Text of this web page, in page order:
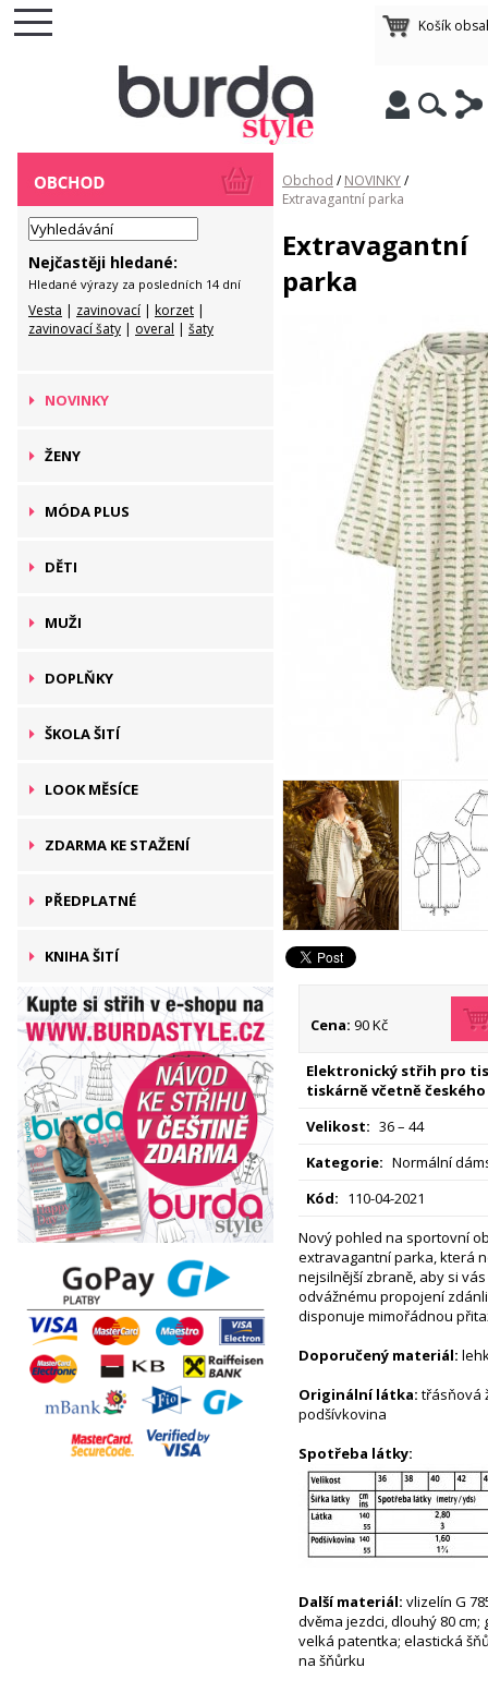
Košík
Nejčastěji hledané:
Hledané výrazy za posledních 14 dní
Vesta | zavinovací | korzet |
zavinovací šaty | overal | šaty
NOVINKY
ŽENY
MÓDA PLUS
DĚTI
MUŽI
DOPLŇKY
ŠKOLA ŠITÍ
LOOK MĚSÍCE
ZDARMA KE STAŽENÍ
PŘEDPLATNÉ
KNIHA ŠITÍ
Obchod / NOVINKY/
Extravagantní parka
Extravagantní
parka
Cena: 90 Kč
Elektronický střih pro
tiskárně včetně českého
Velikost: 36 – 44
Kategorie: Normální
Kód: 110-04-2021
Nový pohled na sportovní
extravagantní parka, která
nejsilnější zbraně, aby si
odvážnému propojení
disponuje mimořádnou
Doporučený materiál:
Originální látka: třásňová
podšívkovina
Spotřeba látky:
Další materiál: vlizelín G
dvěma jezdci, dlouhý 80 cm;
velká patentka; elastická
na šňůrku